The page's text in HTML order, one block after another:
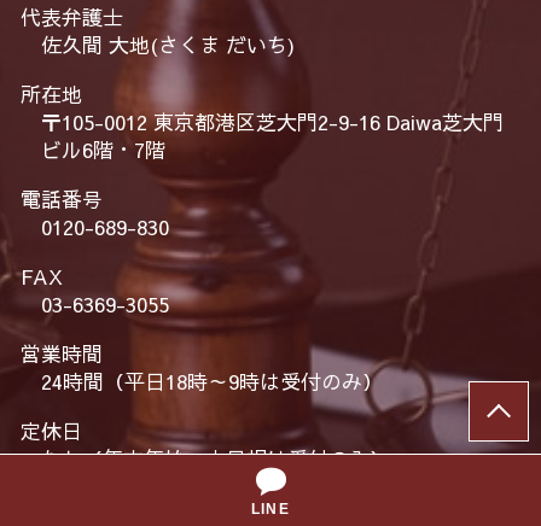
代表弁護士
佐久間 大地(さくま だいち)
所在地
〒105-0012 東京都港区芝大門2-9-16 Daiwa芝大門
ビル6階・7階
電話番号
0120-689-830
FAX
03-6369-3055
営業時間
24時間（平日18時～9時は受付のみ）
定休日
なし（年末年始・土日祝は受付のみ）